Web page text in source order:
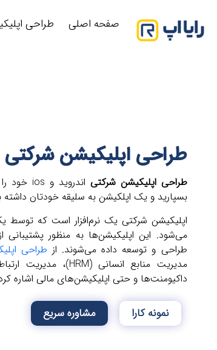
صفحه اصلی طراحی
طراحی اپلیکیشن شرکتی
طراحی اپلیکیشن شرکتی اندروید و ios خود را به متخصصان
بسپارید و یک اپلکیشن به سلیقه خودتان داشته
اپلیکیشن شرکتی یک نرم‌افزار است که توسط
می‌شود. این اپلیکیشن‌ها به منظور پشتیبانی
طراحی و توسعه داده می‌شوند. از طراحی
داکیومنت‌ها و حتی اپلیکیشن‌های مالی اشاره
نمونه کارا مشاوره سریع